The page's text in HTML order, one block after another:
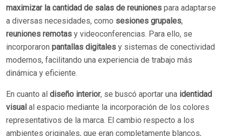
maximizar la cantidad de salas de reuniones para adaptarse
a diversas necesidades, como sesiones grupales,
reuniones remotas y videoconferencias. Para ello, se
incorporaron pantallas digitales y sistemas de conectividad
modernos, facilitando una experiencia de trabajo más
dinámica y eficiente.
En cuanto al diseño interior, se buscó aportar una identidad
visual al espacio mediante la incorporación de los colores
representativos de la marca. El cambio respecto a los
ambientes originales, que eran completamente blancos,